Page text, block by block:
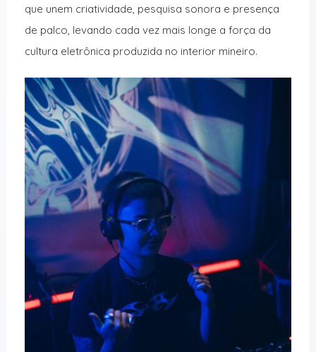
que unem criatividade, pesquisa sonora e presença
de palco, levando cada vez mais longe a força da
cultura eletrônica produzida no interior mineiro.